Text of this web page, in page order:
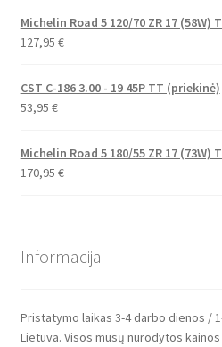
Michelin Road 5 120/70 ZR 17 (58W)
127,95 €
CST C-186 3.00 - 19 45P TT (priekinė)
53,95 €
Michelin Road 5 180/55 ZR 17 (73W)
170,95 €
Informacija
Pristatymo laikas 3-4 darbo dienos /
Lietuva. Visos mūsų nurodytos